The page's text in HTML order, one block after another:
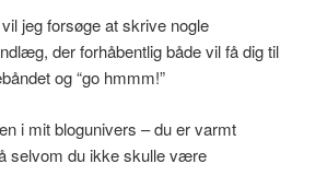
jeg forsøge at skrive nogle
der forhåbentlig både vil få dig til
og “go hmmm!”
i mit blogunivers – du er varmt
selvom du ikke skulle være